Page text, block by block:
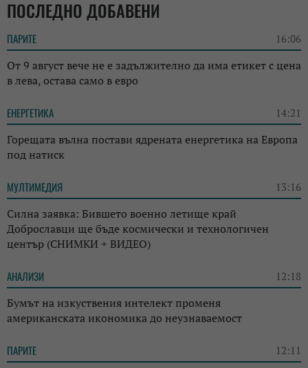
ПОСЛЕДНО ДОБАВЕНИ
ПАРИТЕ 16:06
От 9 август вече не е задължително да има етикет с цена
в лева, остава само в евро
ЕНЕРГЕТИКА 14:21
Горещата вълна постави ядрената енергетика на Европа
под натиск
МУЛТИМЕДИЯ 13:16
Силна заявка: Бившето военно летище край
Доброславци ще бъде космически и технологичен
център (СНИМКИ + ВИДЕО)
АНАЛИЗИ 12:18
Бумът на изкуствения интелект променя
американската икономика до неузнаваемост
ПАРИТЕ 12:11